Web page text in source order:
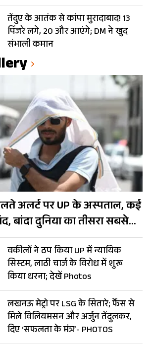
तेंदुए के आतंक से कांपा मुरादाबाद! 13
पिंजरे लगे, 20 और आएंगे; DM ने खुद
संभाली कमान
अलर्ट पर UP के अस्पताल, कई
बांदा दुनिया का तीसरा सबसे
वकीलों ने ठप किया UP में न्यायिक
सिस्टम, लाठी चार्ज के विरोध में शुरू
किया धरना; देखें Photos
लखनऊ मेट्रो पर LSG के सितारे; फैंस से
मिले विलियमसन और अर्जुन तेंदुलकर,
दिए ‘सफलता के मंत्र’- PHOTOS